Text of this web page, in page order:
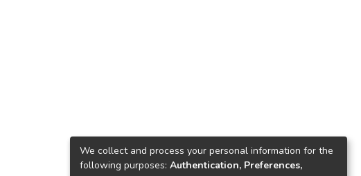
We collect and process your personal information for the
following purposes: Authentication, Preferences,